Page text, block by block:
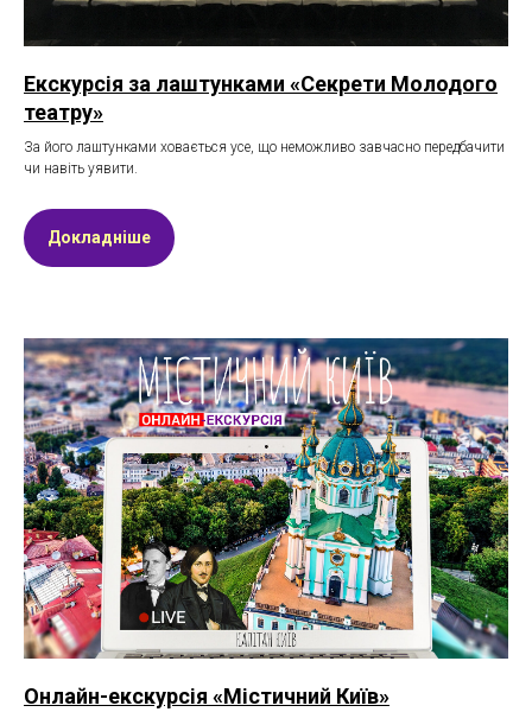
Екскурсія за лаштунками «Секрети Молодого
театру»
За його лаштунками ховається усе, що неможливо завчасно передбачити
чи навіть уявити.
Докладніше
Онлайн-екскурсія «Містичний Київ»